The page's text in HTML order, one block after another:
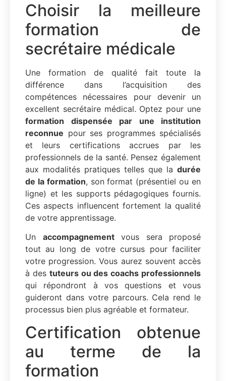
Choisir la meilleure
formation de
secrétaire médicale
Une formation de qualité fait toute la
différence dans l’acquisition des
compétences nécessaires pour devenir un
excellent secrétaire médical. Optez pour une
formation dispensée par une institution
reconnue pour ses programmes spécialisés
et leurs certifications accrues par les
professionnels de la santé. Pensez également
aux modalités pratiques telles que la durée
de la formation, son format (présentiel ou en
ligne) et les supports pédagogiques fournis.
Ces aspects influencent fortement la qualité
de votre apprentissage.
Un accompagnementvous sera proposé
tout au long de votre cursus pour faciliter
votre progression. Vous aurez souvent accès
à des tuteurs ou des coachs professionnels
qui répondront à vos questions et vous
guideront dans votre parcours. Cela rend le
processus bien plus agréable et formateur.
Certification obtenue
au terme de la
formation